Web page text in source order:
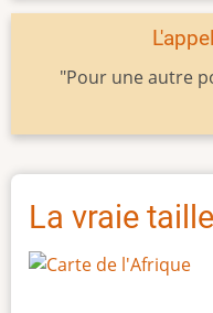
"Pour une autre
La vraie